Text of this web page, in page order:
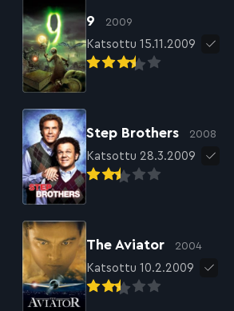
9 2009
Katsottu 15.11.2009
Step Brothers 2008
Katsottu 28.3.2009
The Aviator 2004
Katsottu 10.2.2009